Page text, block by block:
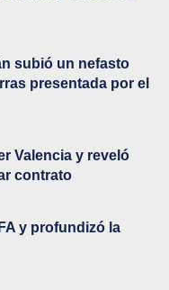
subió un nefasto
presentada por el
Valencia y reveló
contrato
y profundizó la